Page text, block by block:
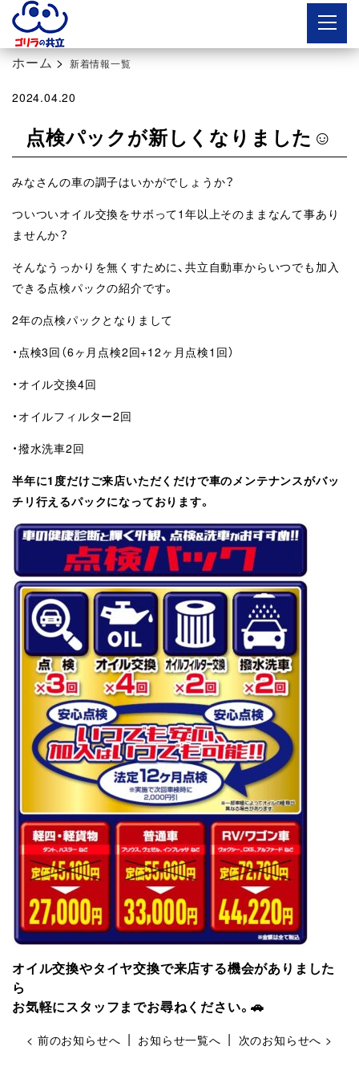
ボタン
ホーム>新着情報一覧
2024.04.20
点検パックが新しくなりました☺
みなさんの車の調子はいかがでしょうか？
ついついオイル交換をサボって1年以上そのままなんて事あり
ませんか？
そんなうっかりを無くすために、共立自動車からいつでも加入
できる点検パックの紹介です。
2年の点検パックとなりまして
・点検3回（6ヶ月点検2回+12ヶ月点検1回）
・オイル交換4回
・オイルフィルター2回
・撥水洗車2回
半年に1度だけご来店いただくだけで車のメンテナンスがバッ
チリ行えるパックになっております。
オイル交換やタイヤ交換で来店する機会がありました
ら
お気軽にスタッフまでお尋ねください。🚗
< 前のお知らせへ | お知らせ一覧へ | 次のお知らせへ >